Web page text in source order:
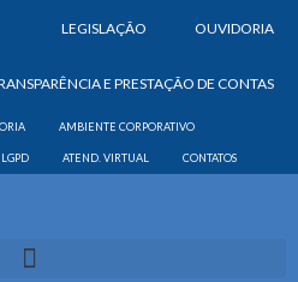
LEGISLAÇÃO OUVIDORIA
E PRESTAÇÃO DE CONTAS
AMBIENTE CORPORATIVO
LGPD ATEND. VIRTUAL CONTATOS